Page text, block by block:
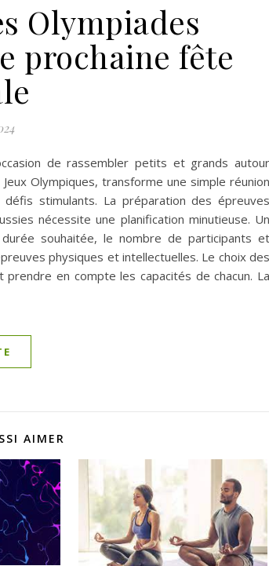
Olympiades
prochaine fête
de rassembler petits et grands autour
Olympiques, transforme une simple réunion
stimulants. La préparation des épreuves
nécessite une planification minutieuse. Un
souhaitée, le nombre de participants et
physiques et intellectuelles. Le choix des
en compte les capacités de chacun. La
AIMER